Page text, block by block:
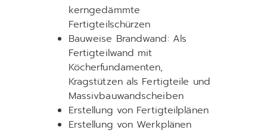
kerngedämmte
Fertigteilschürzen
Bauweise Brandwand: Als
Fertigteilwand mit
Köcherfundamenten,
Kragstützen als Fertigteile und
Massivbauwandscheiben
Erstellung von Fertigteilplänen
Erstellung von Werkplänen